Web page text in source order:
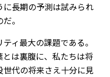
に長期の予測は試みられ
。
ィ最大の課題である。
は裏腹に、私たちは将
代の将来さえ十分に見